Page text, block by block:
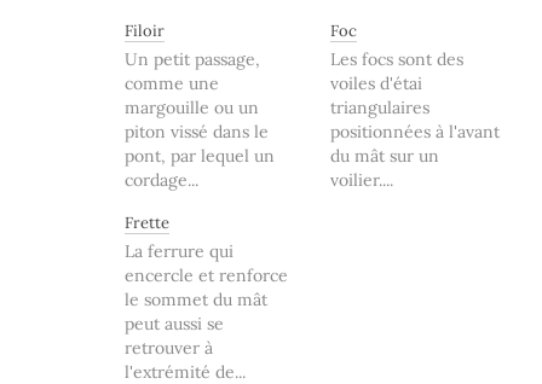
Filoir
Un petit passage,
comme une
margouille ou un
piton vissé dans le
pont, par lequel un
cordage...
Foc
Les focs sont des
voiles d'étai
triangulaires
positionnées à l'avant
du mât sur un
voilier....
Frette
La ferrure qui
encercle et renforce
le sommet du mât
peut aussi se
retrouver à
l'extrémité de...